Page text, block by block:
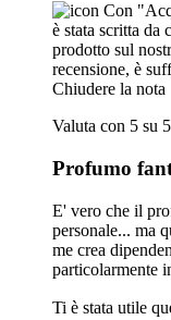
Con
è stata scritta da
prodotto sul
recensione, è
Chiudere la nota
Valuta con 5 su
Profumo
E' vero che il
personale... ma
me crea
particolarmente
Ti è stata utile